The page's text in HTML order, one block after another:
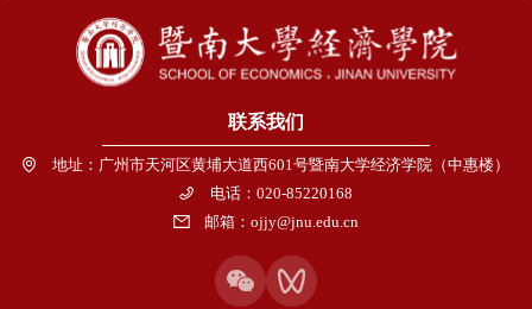
联系我们
地址：广州市天河区黄埔大道西601号暨南大学经济学院（中惠楼）
电话：020-85220168
邮箱：ojjy@jnu.edu.cn